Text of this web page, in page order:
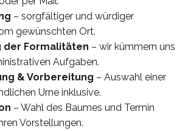
– sorgfältiger und würdiger
gewünschten Ort.
der Formalitäten – wir kümmern uns
Aufgaben.
& Vorbereitung – Auswahl einer
Urne inklusive.
– Wahl des Baumes und Termin
Vorstellungen.